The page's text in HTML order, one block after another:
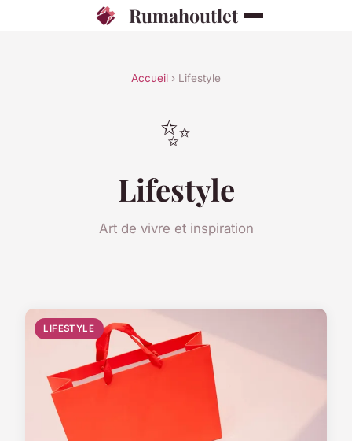
Rumahoutlet
Accueil › Lifestyle
✨
Lifestyle
Art de vivre et inspiration
LIFESTYLE